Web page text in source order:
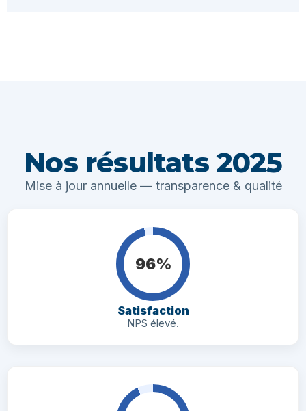
Nos résultats 2025
Mise à jour annuelle — transparence & qualité
96%
Satisfaction
NPS élevé.